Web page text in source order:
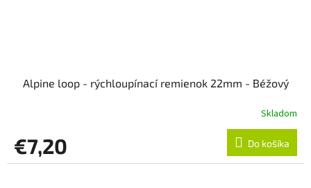
Alpine loop - rýchloupínací remienok 22mm - Béžový
Skladom
€7,20 Do košíka